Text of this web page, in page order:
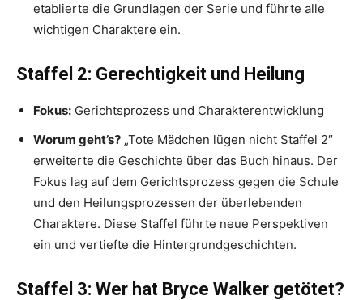
etablierte die Grundlagen der Serie und führte alle
wichtigen Charaktere ein.
Staffel 2: Gerechtigkeit und Heilung
Fokus: Gerichtsprozess und Charakterentwicklung
Worum geht’s? „Tote Mädchen lügen nicht Staffel 2″
erweiterte die Geschichte über das Buch hinaus. Der
Fokus lag auf dem Gerichtsprozess gegen die Schule
und den Heilungsprozessen der überlebenden
Charaktere. Diese Staffel führte neue Perspektiven
ein und vertiefte die Hintergrundgeschichten.
Staffel 3: Wer hat Bryce Walker getötet?